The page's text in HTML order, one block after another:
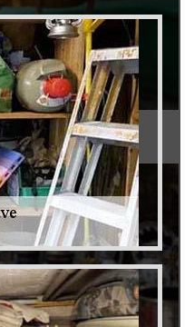
et cave 79